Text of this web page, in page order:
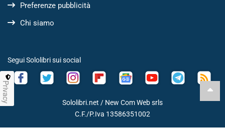
Preferenze pubblicità
Chi siamo
Segui Sololibri sui social
Sololibri.net / New Com Web srls
C.F./P.Iva 13586351002
Privacy